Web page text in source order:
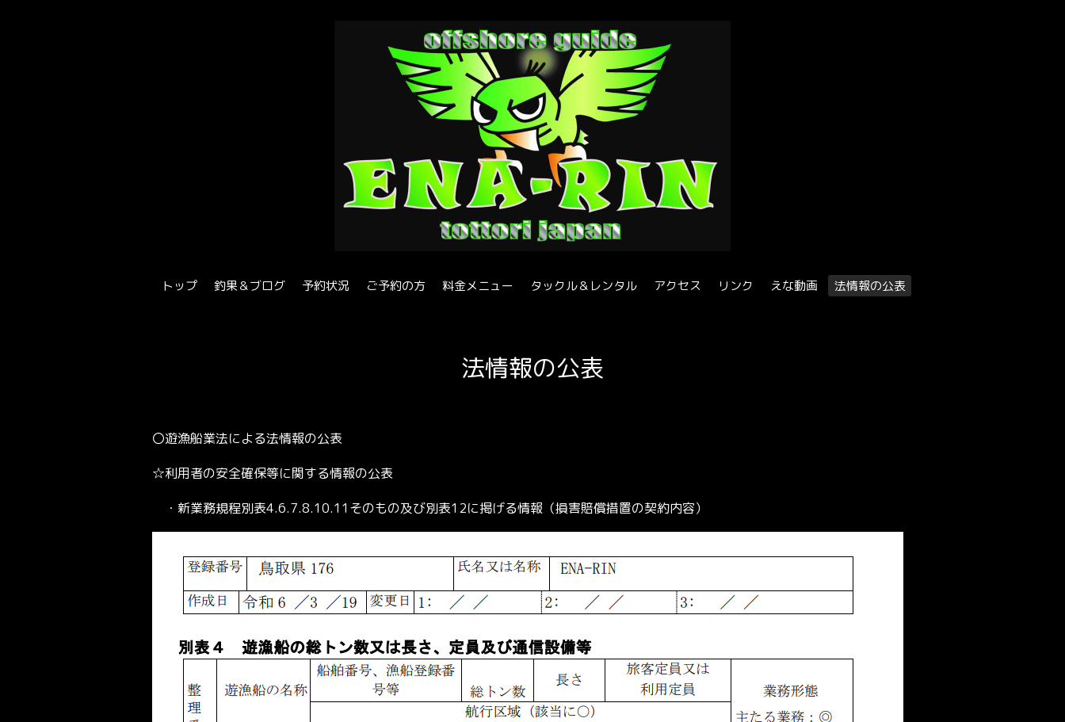
トップ 釣果＆ブログ 予約状況 ご予約の方 料金メニュー タックル＆レンタル アクセス リンク えな動画 法情報の公表
法情報の公表
〇遊漁船業法による法情報の公表
☆利用者の安全確保等に関する情報の公表
・新業務規程別表4.6.7.8.10.11そのもの及び別表12に掲げる情報（損害賠償措置の契約内容）